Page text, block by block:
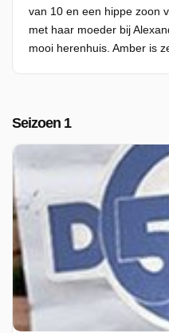
van 10 en een hippe zoon
met haar moeder bij
mooi herenhuis. Amber is
Seizoen 1